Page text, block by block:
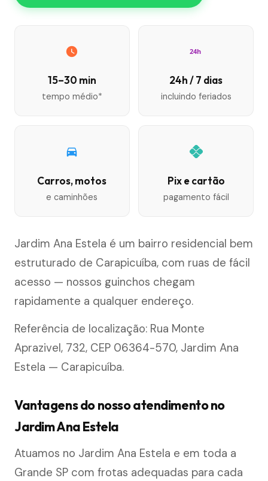
15–30 min
tempo médio*
24h
24h / 7 dias
incluindo feriados
Carros, motos
e caminhões
Pix e cartão
pagamento fácil
Jardim Ana Estela é um bairro residencial bem
estruturado de Carapicuíba, com ruas de fácil
acesso — nossos guinchos chegam
rapidamente a qualquer endereço.
Referência de localização: Rua Monte
Aprazivel, 732, CEP 06364-570, Jardim Ana
Estela — Carapicuíba.
Vantagens do nosso atendimento no
Jardim Ana Estela
Atuamos no Jardim Ana Estela e em toda a
Grande SP com frotas adequadas para cada